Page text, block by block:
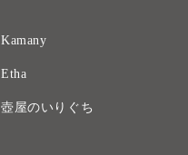
Kamany
Etha
壺屋のいりぐち